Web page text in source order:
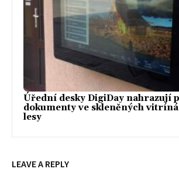
Úřední desky DigiDay nahrazují
dokumenty ve skleněných
lesy
LEAVE A REPLY